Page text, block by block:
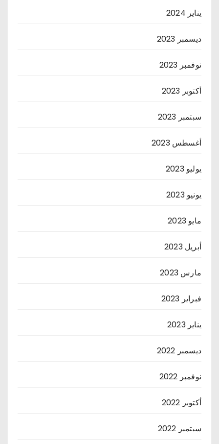
يناير 2024
ديسمبر 2023
نوفمبر 2023
أكتوبر 2023
سبتمبر 2023
أغسطس 2023
يوليو 2023
يونيو 2023
مايو 2023
أبريل 2023
مارس 2023
فبراير 2023
يناير 2023
ديسمبر 2022
نوفمبر 2022
أكتوبر 2022
سبتمبر 2022